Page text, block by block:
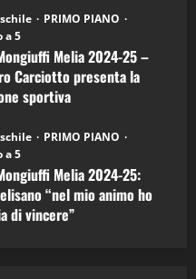
PRIMO PIANO
a 5
Melia 2024-25 –
Carciotto presenta la
sportiva
PRIMO PIANO
a 5
Melia 2024-25:
“nel mio animo ho
di vincere”
in Podcast: 26^ Puntata
2026)
in Podcast: 30^ Puntata
2026)